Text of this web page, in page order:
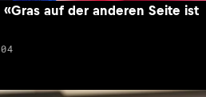
auf der anderen Seite ist